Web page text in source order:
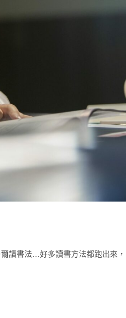
讀書法…好多讀書方法都跑出來，